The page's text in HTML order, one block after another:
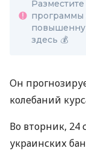
программы
здесь 💰
Он
колебаний
Во вторник, 24
украинских